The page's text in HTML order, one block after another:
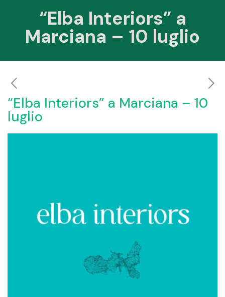
“Elba Interiors” a
Marciana – 10 luglio
“Elba Interiors” a Marciana – 10
luglio